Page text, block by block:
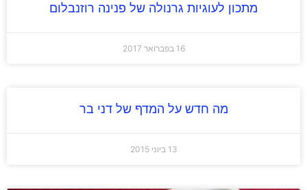
מתכון לעוגיות גרנולה של פנינה רוזנבלום
מה חדש על המדף של דני בר